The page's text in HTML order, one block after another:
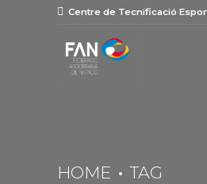
Centre de Tecnificació
HOME TAG